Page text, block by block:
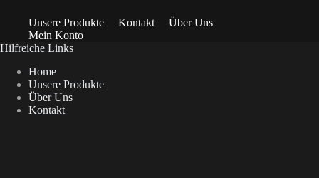
Unsere Produkte Kontakt
Über Uns
Mein Konto
Hilfreiche Links
Home
Unsere Produkte
Über Uns
Kontakt